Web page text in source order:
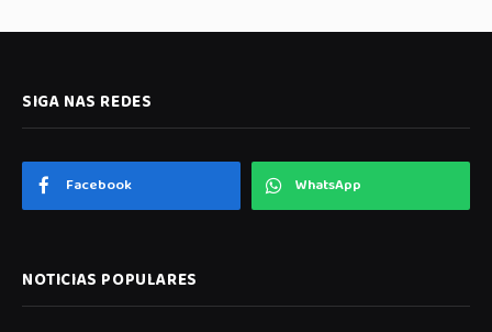
SIGA NAS REDES
Facebook WhatsApp
NOTICIAS POPULARES